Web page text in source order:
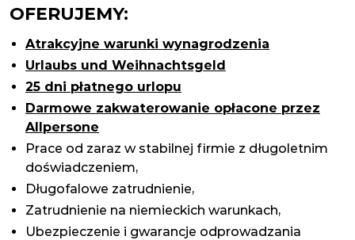
OFERUJEMY:
Atrakcyjne warunki wynagrodzenia
Urlaubs und Weihnachtsgeld
25 dni płatnego urlopu
Darmowe zakwaterowanie opłacone przez
Allpersone
Prace od zaraz w stabilnej firmie z długoletnim
doświadczeniem,
Długofalowe zatrudnienie,
Zatrudnienie na niemieckich warunkach,
Ubezpieczenie i gwarancje odprowadzania